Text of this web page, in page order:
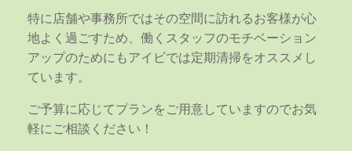
特に店舗や事務所ではその空間に訪れるお客様が心
地よく過ごすため、働くスタッフのモチベーション
アップのためにもアイビでは定期清掃をオススメし
ています。
ご予算に応じてプランをご用意していますのでお気
軽にご相談ください！